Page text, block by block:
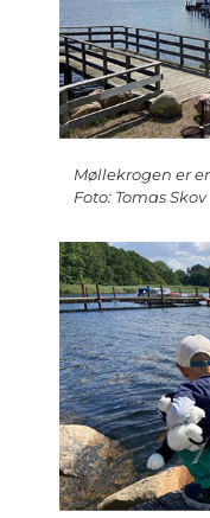
Møllekrogen er
Foto: Tomas Skov